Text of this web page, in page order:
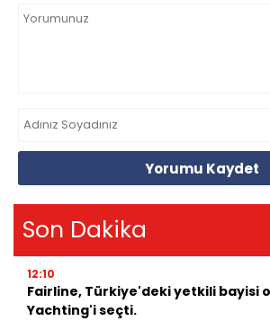
Yorumu Kaydet
Son Dakika
12:10
Fairline, Türkiye'deki yetkili bayisi
Yachting'i seçti.